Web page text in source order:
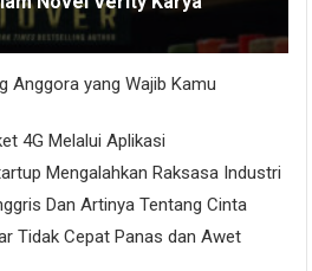
Anggora yang Wajib Kamu
4G Melalui Aplikasi
Mengalahkan Raksasa Industri
Dan Artinya Tentang Cinta
Tidak Cepat Panas dan Awet